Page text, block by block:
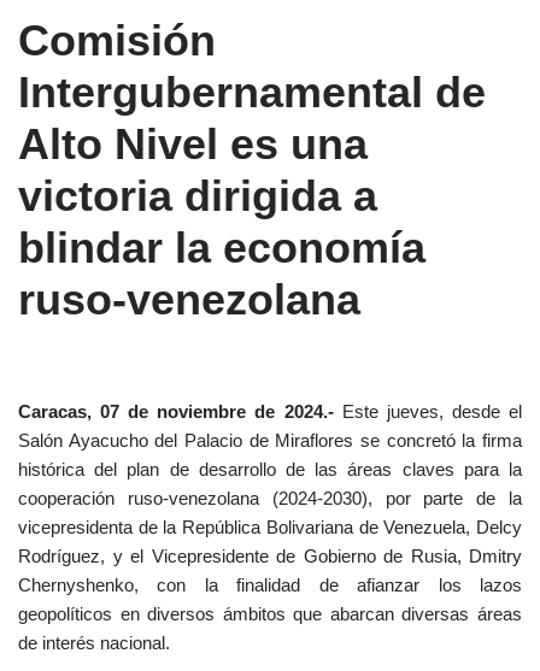
Comisión
Intergubernamental de
Alto Nivel es una
victoria dirigida a
blindar la economía
ruso-venezolana
Caracas, 07 de noviembre de 2024.-Este jueves, desde el
Salón Ayacucho del Palacio de Miraflores se concretó la firma
histórica del plan de desarrollo de las áreas claves para la
cooperación ruso-venezolana (2024-2030), por parte de la
vicepresidenta de la República Bolivariana de Venezuela, Delcy
Rodríguez, y el Vicepresidente de Gobierno de Rusia, Dmitry
Chernyshenko, con la finalidad de afianzar los lazos
geopolíticos en diversos ámbitos que abarcan diversas áreas
de interés nacional.